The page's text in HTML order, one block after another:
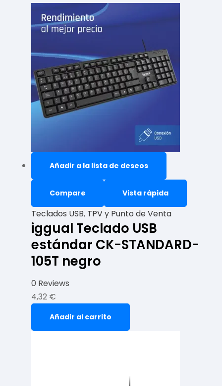
Añadir a la lista de deseos
Compare Vista rápida
Teclados USB, TPV y Punto de Venta
iggual Teclado USB
estándar CK-STANDARD-
105T negro
0 Reviews
4,32 €
Añadir al carrito